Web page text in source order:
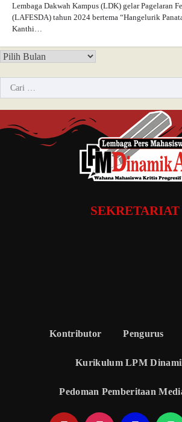
Lembaga Dakwah Kampus (LDK) gelar Pagelaran
(LAFESDA) tahun 2024 bertema “Hangelurik
Kanthi…
SEKRETARIAT
Kontributor Pengurus
Kurikulum LPM
Pedoman Pemberitaan